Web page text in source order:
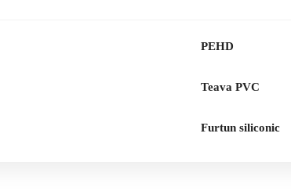
PEHD
Teava PVC
Furtun siliconic